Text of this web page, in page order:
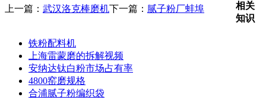
上一篇： 武汉洛克棒磨机下一篇： 腻子粉厂蚌埠
相关
知识
铁粉配料机
上海雷蒙磨的拆解视频
安纳达钛白粉市场占有率
4800窑磨规格
合浦腻子粉编织袋